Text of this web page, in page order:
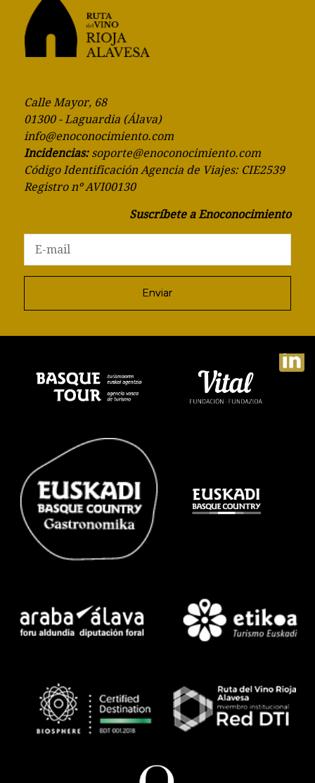
Calle Mayor, 68
01300 - Laguardia (Álava)
info@enoconocimiento.com
Incidencias: soporte@enoconocimiento.com
Código Identificación Agencia de Viajes: CIE2539
Registro nº AVI00130
Suscríbete a Enoconocimiento